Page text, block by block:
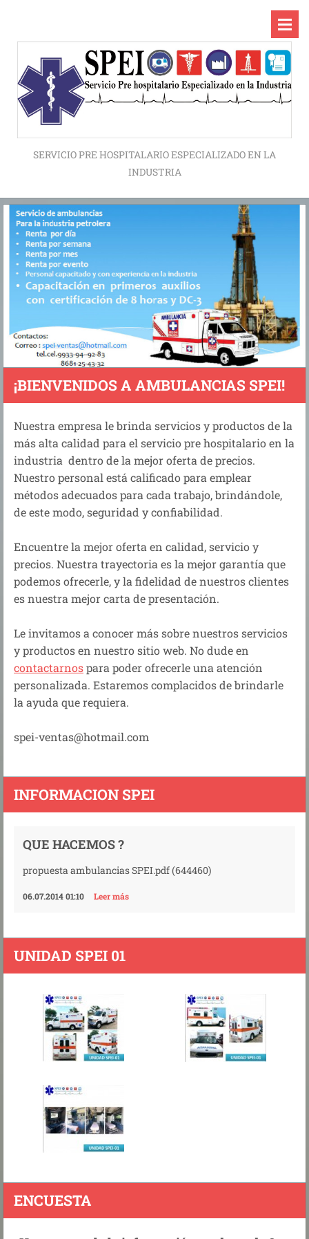
SERVICIO PRE HOSPITALARIO ESPECIALIZADO EN LA
INDUSTRIA
¡BIENVENIDOS A AMBULANCIAS SPEI!
Nuestra empresa le brinda servicios y productos de la
más alta calidad para el servicio pre hospitalario en la
industria dentro de la mejor oferta de precios.
Nuestro personal está calificado para emplear
métodos adecuados para cada trabajo, brindándole,
de este modo, seguridad y confiabilidad.
Encuentre la mejor oferta en calidad, servicio y
precios. Nuestra trayectoria es la mejor garantía que
podemos ofrecerle, y la fidelidad de nuestros clientes
es nuestra mejor carta de presentación.
Le invitamos a conocer más sobre nuestros servicios
y productos en nuestro sitio web. No dude en
contactarnospara poder ofrecerle una atención
personalizada. Estaremos complacidos de brindarle
la ayuda que requiera.
spei-ventas@hotmail.com
INFORMACION SPEI
QUE HACEMOS ?
propuesta ambulancias SPEI.pdf (644460)
06.07.2014 01:10 Leer más
UNIDAD SPEI 01
ENCUESTA